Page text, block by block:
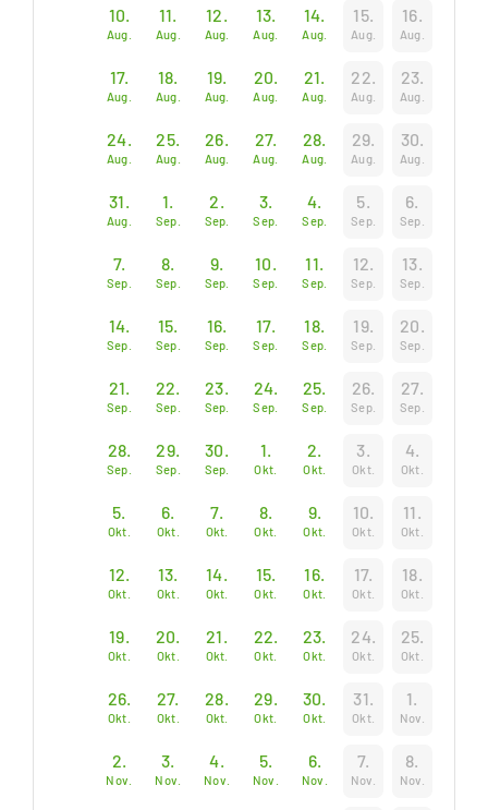
10.
Aug.
11.
Aug.
12.
Aug.
13.
Aug.
14.
Aug.
15.
Aug.
16.
Aug.
17.
Aug.
18.
Aug.
19.
Aug.
20.
Aug.
21.
Aug.
22.
Aug.
23.
Aug.
24.
Aug.
25.
Aug.
26.
Aug.
27.
Aug.
28.
Aug.
29.
Aug.
30.
Aug.
31.
Aug.
1.
Sep.
2.
Sep.
3.
Sep.
4.
Sep.
5.
Sep.
6.
Sep.
7.
Sep.
8.
Sep.
9.
Sep.
10.
Sep.
11.
Sep.
12.
Sep.
13.
Sep.
14.
Sep.
15.
Sep.
16.
Sep.
17.
Sep.
18.
Sep.
19.
Sep.
20.
Sep.
21.
Sep.
22.
Sep.
23.
Sep.
24.
Sep.
25.
Sep.
26.
Sep.
27.
Sep.
28.
Sep.
29.
Sep.
30.
Sep.
1.
Okt.
2.
Okt.
3.
Okt.
4.
Okt.
5.
Okt.
6.
Okt.
7.
Okt.
8.
Okt.
9.
Okt.
10.
Okt.
11.
Okt.
12.
Okt.
13.
Okt.
14.
Okt.
15.
Okt.
16.
Okt.
17.
Okt.
18.
Okt.
19.
Okt.
20.
Okt.
21.
Okt.
22.
Okt.
23.
Okt.
24.
Okt.
25.
Okt.
26.
Okt.
27.
Okt.
28.
Okt.
29.
Okt.
30.
Okt.
31.
Okt.
1.
Nov.
2.
Nov.
3.
Nov.
4.
Nov.
5.
Nov.
6.
Nov.
7.
Nov.
8.
Nov.